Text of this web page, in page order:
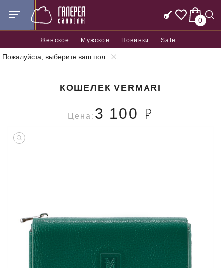
0
Женское Мужское Новинки Sale
Пожалуйста, выберите ваш пол.
Главная Аксессуары Кошельки
КОШЕЛЕК VERMARI
Цена: 3 100